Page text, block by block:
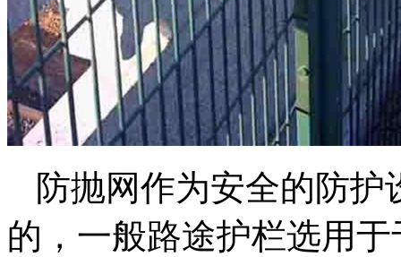
防抛网作为安全的防
的，一般路途护栏选用